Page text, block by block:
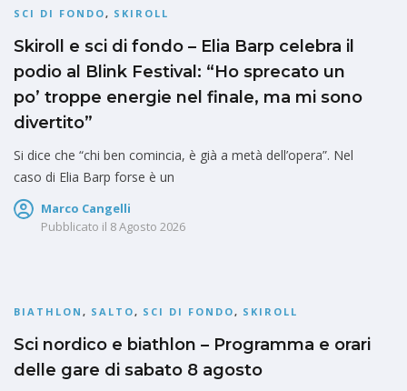
SCI DI FONDO, SKIROLL
Skiroll e sci di fondo – Elia Barp celebra il
podio al Blink Festival: “Ho sprecato un
po’ troppe energie nel finale, ma mi sono
divertito”
Si dice che “chi ben comincia, è già a metà dell’opera”. Nel
caso di Elia Barp forse è un
Marco Cangelli
Pubblicato il 8 Agosto 2026
BIATHLON , SALTO, SCI DI FONDO, SKIROLL
Sci nordico e biathlon – Programma e orari
delle gare di sabato 8 agosto